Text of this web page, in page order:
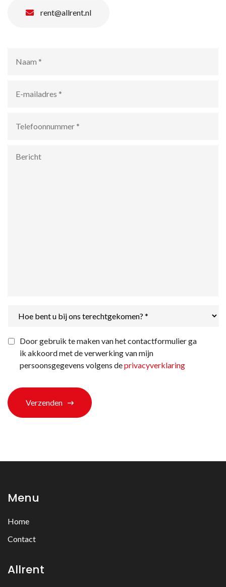
rent@allrent.nl
mailadres *
bent
bij
ons
terechtgekomen?
Privacyverklaring *
Door gebruik te maken van het contactformulier ga
ik akkoord met de verwerking van mijn
persoonsgegevens volgens deprivacyverklaring
Verzenden
Menu
Home
Contact
Allrent